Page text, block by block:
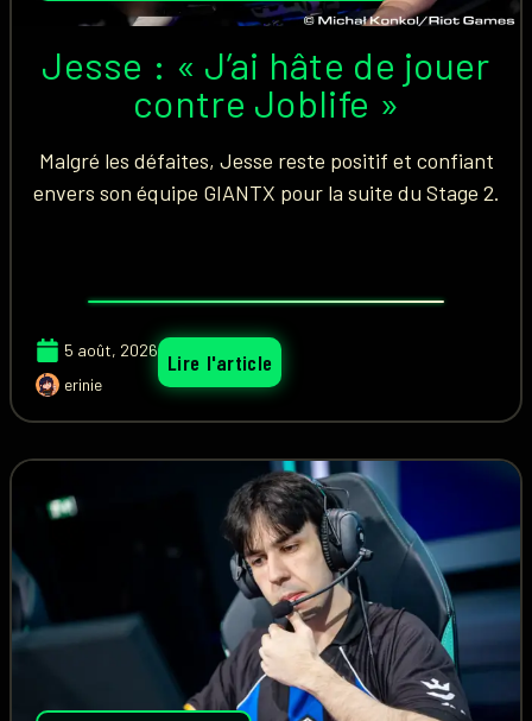
Jesse : « J’ai hâte de jouer
contre Joblife »
Malgré les défaites, Jesse reste positif et confiant
envers son équipe GIANTX pour la suite du Stage 2.
5 août, 2026
erinie
Lire l'article